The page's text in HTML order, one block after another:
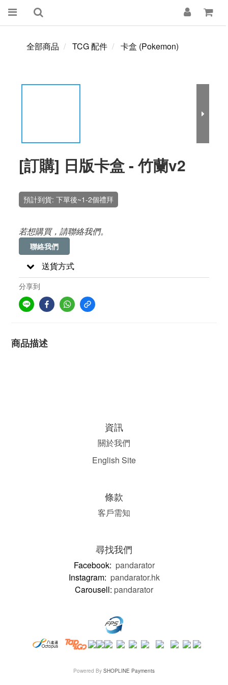
全部商品 TCG 配件 卡盒 (Pokemon)
[訂購] 日版卡盒 - 竹蘭v2
預計到貨: 下單後~1-2個禮拜
若想購買，請聯絡我們。
聯絡我們
送貨方式
分享到
商品描述
資訊
關於我們
English Site
條款
客戶需知
尋找我們
Facebook: pandarator
Instagram: pandarator.hk
Carousell: pandarator
Powered By SHOPLINE Payments